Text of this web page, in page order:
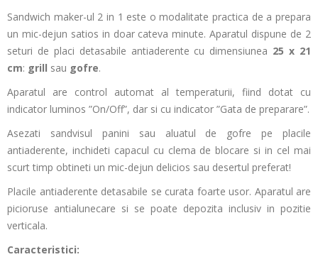
Sandwich maker-ul 2 in 1 este o modalitate practica de a prepara
un mic-dejun satios in doar cateva minute. Aparatul dispune de 2
seturi de placi detasabile antiaderente cu dimensiunea 25 x 21
cm: grill sau gofre.
Aparatul are control automat al temperaturii, fiind dotat cu
indicator luminos ”On/Off”, dar si cu indicator ”Gata de preparare”.
Asezati sandvisul panini sau aluatul de gofre pe placile
antiaderente, inchideti capacul cu clema de blocare si in cel mai
scurt timp obtineti un mic-dejun delicios sau desertul preferat!
Placile antiaderente detasabile se curata foarte usor. Aparatul are
picioruse antialunecare si se poate depozita inclusiv in pozitie
verticala.
Caracteristici: